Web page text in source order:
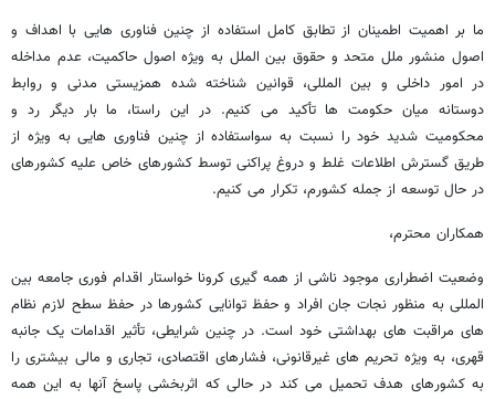
ما بر اهمیت اطمینان از تطابق کامل استفاده از چنین فناوری هایی با اهداف و
اصول منشور ملل متحد و حقوق بین الملل به ویژه اصول حاکمیت، عدم مداخله
در امور داخلی و بین المللی، قوانین شناخته شده همزیستی مدنی و روابط
دوستانه میان حکومت ها تأکید می کنیم. در این راستا، ما بار دیگر رد و
محکومیت شدید خود را نسبت به سواستفاده از چنین فناوری هایی به ویژه از
طریق گسترش اطلاعات غلط و دروغ پراکنی توسط کشورهای خاص علیه کشورهای
در حال توسعه از جمله کشورم، تکرار می کنیم.
همکاران محترم،
وضعیت اضطراری موجود ناشی از همه گیری کرونا خواستار اقدام فوری جامعه بین
المللی به منظور نجات جان افراد و حفظ توانایی کشورها در حفظ سطح لازم نظام
های مراقبت های بهداشتی خود است. در چنین شرایطی، تأثیر اقدامات یک جانبه
قهری، به ویژه تحریم های غیرقانونی، فشارهای اقتصادی، تجاری و مالی بیشتری را
به کشورهای هدف تحمیل می کند در حالی که اثربخشی پاسخ آنها به این همه